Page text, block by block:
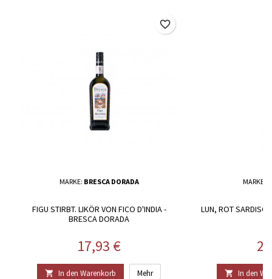
MARKE: BRESCA DORADA
FIGU STIRBT. LIKÖR VON FICO D'INDIA -
BRESCA DORADA
Preis
17,93 €
 In den Warenkorb Mehr
favorite_border
MARKE:
LUN, ROT
 In den